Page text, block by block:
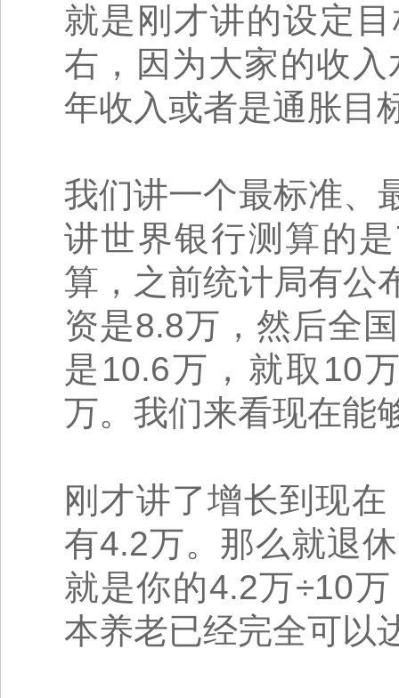
就是刚才讲的设定
右，因为大家的收
年收入或者是通胀目
我们讲一个最标准、
讲世界银行测算的
算，之前统计局有公
资是8.8万，然后全
是10.6万，就取10
万。我们来看现在能
刚才讲了增长到现
有4.2万。那么就退
就是你的4.2万÷10
本养老已经完全可以